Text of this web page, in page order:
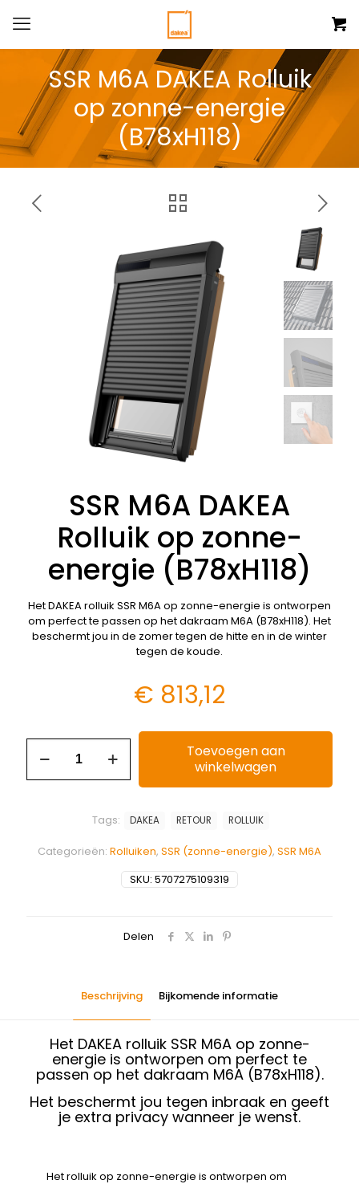
SSR M6A DAKEA Rolluik
op zonne-energie
(B78xH118)
SSR M6A DAKEA
Rolluik op zonne-
energie (B78xH118)
Het DAKEA rolluik SSR M6A op zonne-energie is ontworpen
om perfect te passen op het dakraam M6A (B78xH118). Het
beschermt jou in de zomer tegen de hitte en in de winter
tegen de koude.
€ 813,12
Toevoegen aan
winkelwagen
SKU: 5707275109319
Categorieën: Rolluiken, SSR (zonne-energie), SSR M6A
Tags: DAKEA RETOUR ROLLUIK
Delen
Beschrijving Bijkomende informatie
Het DAKEA rolluik SSR M6A op zonne-
energie is ontworpen om perfect te
passen op het dakraam M6A (B78xH118).
Het beschermt jou tegen inbraak en geeft
je extra privacy wanneer je wenst.
Het rolluik op zonne-energie is ontworpen om